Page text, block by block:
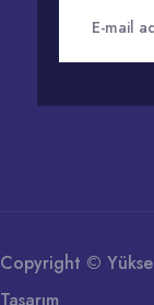
Copyright ©